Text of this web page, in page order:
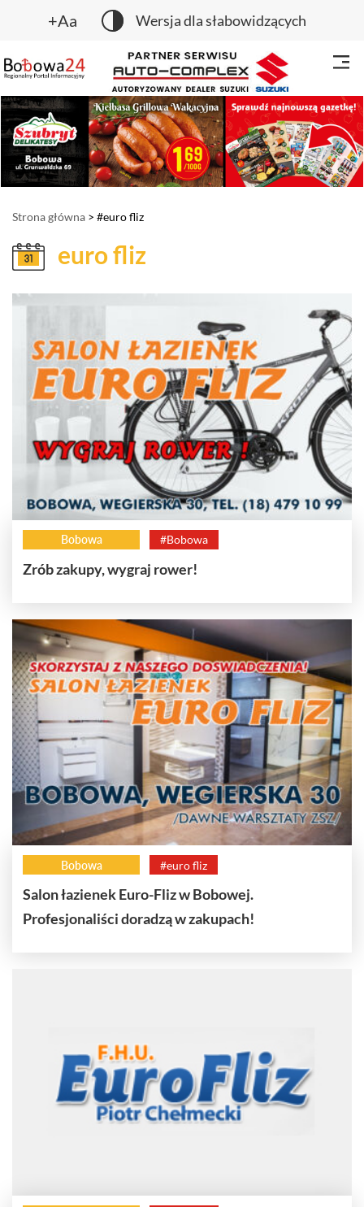
+Aa Wersja dla słabowidzących
Strona główna > #euro fliz
euro fliz
Bobowa #Bobowa
Zrób zakupy, wygraj rower!
Bobowa #euro fliz
Salon łazienek Euro-Fliz w Bobowej.
Profesjonaliści doradzą w zakupach!